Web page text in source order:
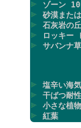
ゾーン
砂漠また
石灰岩の
ロッキー
サバンナ
塩辛い海
干ばつ耐性
小さな植物
紅葉